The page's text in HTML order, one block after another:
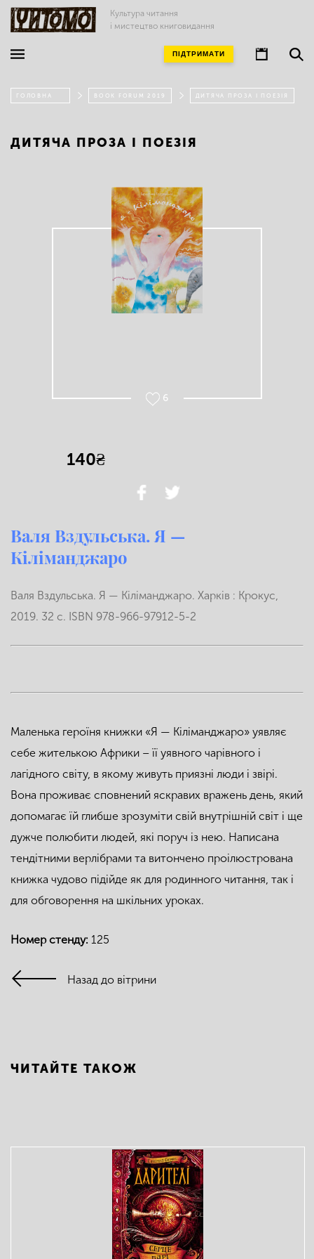
Культура читання
і мистецтво книговидання
ПІДТРИМАТИ
ГОЛОВНА BOOK FORUM 2019 ДИТЯЧА ПРОЗА І ПОЕЗІЯ
ДИТЯЧА ПРОЗА І ПОЕЗІЯ
6
140₴
Валя Вздульська. Я —
Кіліманджаро
Валя Вздульська. Я — Кіліманджаро. Харків : Крокус,
2019. 32 с. ISBN 978-966-97912-5-2
Маленька героїня книжки «Я — Кіліманджаро» уявляє
себе жителькою Африки – її уявного чарівного і
лагідного світу, в якому живуть приязні люди і звірі.
Вона проживає сповнений яскравих вражень день, який
допомагає їй глибше зрозуміти свій внутрішній світ і ще
дужче полюбити людей, які поруч із нею. Написана
тендітними верлібрами та витончено проілюстрована
книжка чудово підійде як для родинного читання, так і
для обговорення на шкільних уроках.
Номер стенду: 125
Назад до вітрини
ЧИТАЙТЕ ТАКОЖ